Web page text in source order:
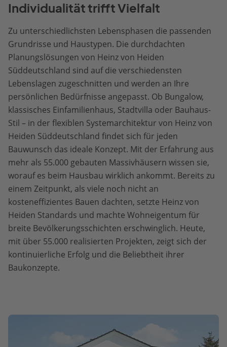
Individualität trifft Vielfalt
Zu unterschiedlichsten Lebensphasen die passenden
Grundrisse und Haustypen. Die durchdachten
Planungslösungen von Heinz von Heiden
Süddeutschland sind auf die verschiedensten
Lebenslagen zugeschnitten und werden an Ihre
persönlichen Bedürfnisse angepasst. Ob Bungalow,
klassisches Einfamilienhaus, Stadtvilla oder Bauhaus-
Stil – in der flexiblen Systemarchitektur von Heinz von
Heiden Süddeutschland findet sich für jeden
Bauwunsch das ideale Konzept. Mit der Erfahrung aus
mehr als 55.000 gebauten Massivhäusern wissen sie,
worauf es beim Hausbau wirklich ankommt. Bereits zu
einem Zeitpunkt, als viele noch nicht an
kosteneffizientes Bauen dachten, setzte Heinz von
Heiden Standards und machte Wohneigentum für
breite Bevölkerungsschichten erschwinglich. Heute,
mit über 55.000 realisierten Projekten, zeigt sich der
kontinuierliche Erfolg und die Beliebtheit ihrer
Baukonzepte.